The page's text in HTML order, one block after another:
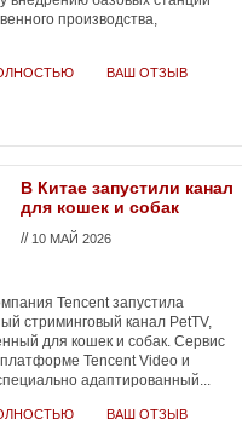
производства,
ВАШ ОТЗЫВ
В Китае запустили канал
для кошек и собак
// 10 МАЙ 2026
Tencent запустила
стриминговый канал PetTV,
для кошек и собак. Сервис
Tencent Video и
адаптированный...
ВАШ ОТЗЫВ